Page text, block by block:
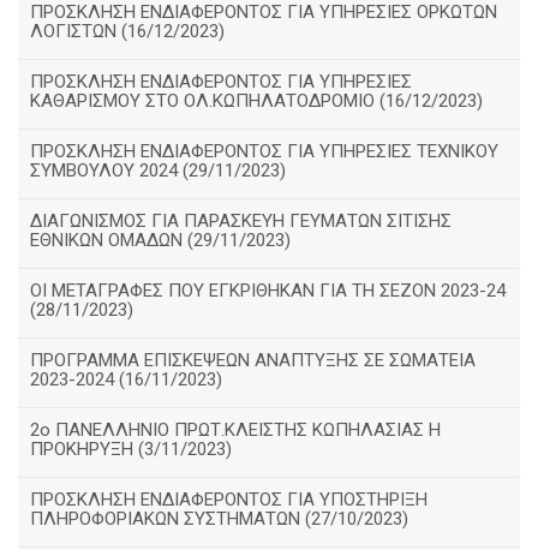
ΠΡΟΣΚΛΗΣΗ ΕΝΔΙΑΦΕΡΟΝΤΟΣ ΓΙΑ ΥΠΗΡΕΣΙΕΣ ΟΡΚΩΤΩΝ
ΛΟΓΙΣΤΩΝ (16/12/2023)
ΠΡΟΣΚΛΗΣΗ ΕΝΔΙΑΦΕΡΟΝΤΟΣ ΓΙΑ ΥΠΗΡΕΣΙΕΣ
ΚΑΘΑΡΙΣΜΟΥ ΣΤΟ ΟΛ.ΚΩΠΗΛΑΤΟΔΡΟΜΙΟ (16/12/2023)
ΠΡΟΣΚΛΗΣΗ ΕΝΔΙΑΦΕΡΟΝΤΟΣ ΓΙΑ ΥΠΗΡΕΣΙΕΣ ΤΕΧΝΙΚΟΥ
ΣΥΜΒΟΥΛΟΥ 2024 (29/11/2023)
ΔΙΑΓΩΝΙΣΜΟΣ ΓΙΑ ΠΑΡΑΣΚΕΥΗ ΓΕΥΜΑΤΩΝ ΣΙΤΙΣΗΣ
ΕΘΝΙΚΩΝ ΟΜΑΔΩΝ (29/11/2023)
ΟΙ ΜΕΤΑΓΡΑΦΕΣ ΠΟΥ ΕΓΚΡΙΘΗΚΑΝ ΓΙΑ ΤΗ ΣΕΖΟΝ 2023-24
(28/11/2023)
ΠΡΟΓΡΑΜΜΑ ΕΠΙΣΚΕΨΕΩΝ ΑΝΑΠΤΥΞΗΣ ΣΕ ΣΩΜΑΤΕΙΑ
2023-2024 (16/11/2023)
2ο ΠΑΝΕΛΛΗΝΙΟ ΠΡΩΤ.ΚΛΕΙΣΤΗΣ ΚΩΠΗΛΑΣΙΑΣ Η
ΠΡΟΚΗΡΥΞΗ (3/11/2023)
ΠΡΟΣΚΛΗΣΗ ΕΝΔΙΑΦΕΡΟΝΤΟΣ ΓΙΑ ΥΠΟΣΤΗΡΙΞΗ
ΠΛΗΡΟΦΟΡΙΑΚΩΝ ΣΥΣΤΗΜΑΤΩΝ (27/10/2023)